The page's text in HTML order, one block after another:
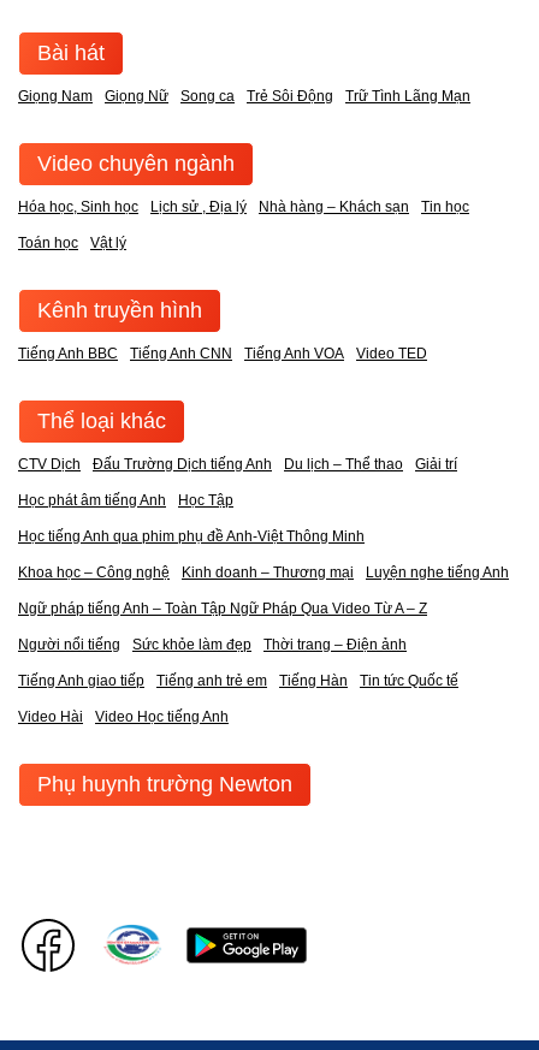
Bài hát
Giọng Nam Giọng Nữ Song ca Trẻ Sôi Động Trữ Tình Lãng Mạn
Video chuyên ngành
Hóa học, Sinh học Lịch sử , Địa lý Nhà hàng – Khách sạn Tin học
Toán học Vật lý
Kênh truyền hình
Tiếng Anh BBC Tiếng Anh CNN Tiếng Anh VOA Video TED
Thể loại khác
CTV Dịch Đấu Trường Dịch tiếng Anh Du lịch – Thể thao Giải trí
Học phát âm tiếng Anh Học Tập
Học tiếng Anh qua phim phụ đề Anh-Việt Thông Minh
Khoa học – Công nghệ Kinh doanh – Thương mại Luyện nghe tiếng Anh
Ngữ pháp tiếng Anh – Toàn Tập Ngữ Pháp Qua Video Từ A – Z
Người nổi tiếng Sức khỏe làm đẹp Thời trang – Điện ảnh
Tiếng Anh giao tiếp Tiếng anh trẻ em Tiếng Hàn Tin tức Quốc tế
Video Hài Video Học tiếng Anh
Phụ huynh trường Newton